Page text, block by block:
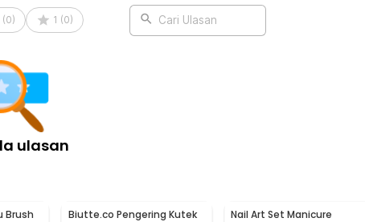
(0) 1 (0) Cari Ulasan
ulasan
Brush
Biutte.co Pengering Kutek
Nail Art Set Manicure